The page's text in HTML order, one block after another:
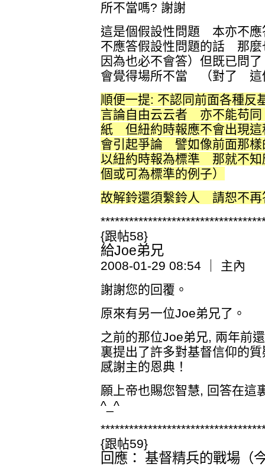
所不當嗎? 謝謝
這是個假設性問題 本亦不應
不應答假設性問題的話 那
因為也必不會答）但既已
會覺得場所不當 （對了 這
順便一提: 不認同前面各種
言論自由云云者 亦不能苟
紙 但紐約時報應不會出現
會引起爭論 譬如像前面那
以紐約時報為標準 那就不
個或可為標準的例子）
故解鈴還須繫鈴人 請恕不再
{跟帖58}
給Joe弟兄
2008-01-29 08:54 ｜ 主內
謝謝您的回覆。
原來有另一位Joe弟兄了。
之前的那位Joe弟兄, 兩年前
裏提出了許多對基督信仰的
感謝主的恩典！
願上帝也賜您智慧, 回答在這
^_^
{跟帖59}
回應： 基督精兵的戰場（